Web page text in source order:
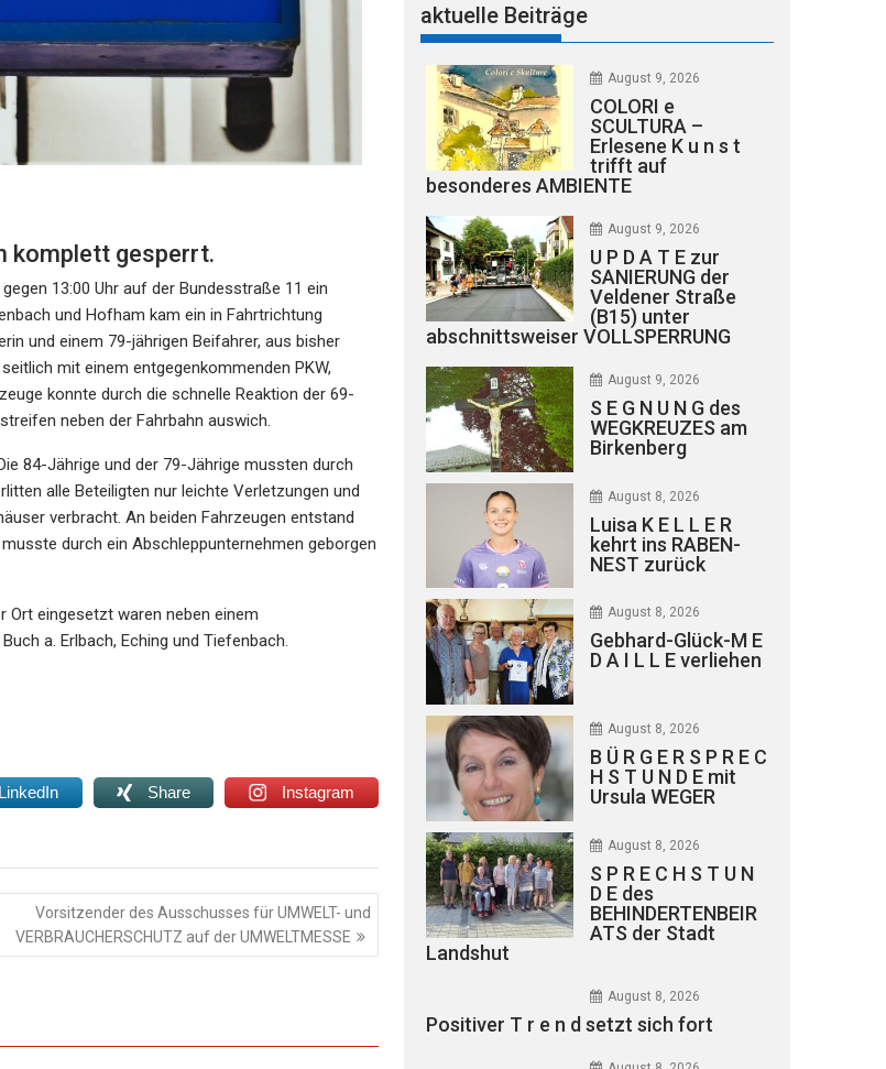
komplett gesperrt.
13:00 Uhr auf der Bundesstraße 11 ein
und Hofham kam ein in Fahrtrichtung
und einem 79-jährigen Beifahrer, aus bisher
mit einem entgegenkommenden PKW,
konnte durch die schnelle Reaktion der 69-
neben der Fahrbahn auswich.
84-Jährige und der 79-Jährige mussten durch
alle Beteiligten nur leichte Verletzungen und
verbracht. An beiden Fahrzeugen entstand
durch ein Abschleppunternehmen geborgen
Ort eingesetzt waren neben einem
a. Erlbach, Eching und Tiefenbach.
LinkedIn Share Instagram
Vorsitzender des Ausschusses für UMWELT- und
VERBRAUCHERSCHUTZ auf der UMWELTMESSE
aktuelle Beiträge
August 9, 2026
COLORI e
SCULTURA –
Erlesene K u n s t
trifft auf
besonderes AMBIENTE
August 9, 2026
U P D A T E zur
SANIERUNG der
Veldener Straße
(B15) unter
abschnittsweiser VOLLSPERRUNG
August 9, 2026
S E G N U N G des
WEGKREUZES am
Birkenberg
August 8, 2026
Luisa K E L L E R
kehrt ins RABEN-
NEST zurück
August 8, 2026
Gebhard-Glück-M E
D A I L L E verliehen
August 8, 2026
B Ü R G E R S P R E C
H S T U N D E mit
Ursula WEGER
August 8, 2026
S P R E C H S T U N
D E des
BEHINDERTENBEIR
ATS der Stadt
Landshut
August 8, 2026
Positiver T r e n d setzt sich fort